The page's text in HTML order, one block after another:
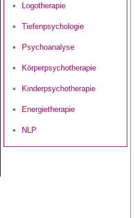
Logotherapie
Tiefenpsychologie
Psychoanalyse
Körperpsychotherapie
Kinderpsychotherapie
Energietherapie
NLP